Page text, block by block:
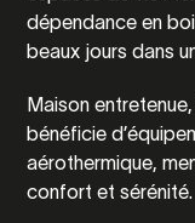
dépendance en
beaux jours dans
Maison
bénéficie
aérothermique,
confort et sérénité.